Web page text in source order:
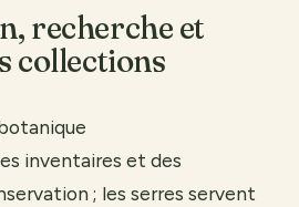
recherche et
collections
inventaires et des
; les serres servent